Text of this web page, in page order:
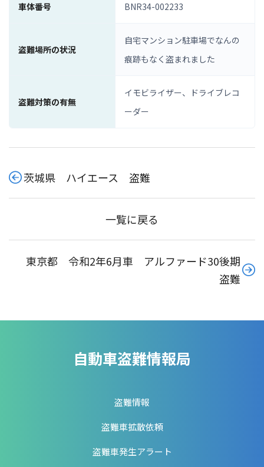
車体番号 BNR34-002233
盗難場所の状況
自宅マンション駐車場でなんの
痕跡もなく盗まれました
盗難対策の有無
イモビライザー、ドライブレコ
ーダー
茨城県 ハイエース 盗難
一覧に戻る
東京都 令和2年6月車 アルファード30後期
盗難
自動車盗難情報局
盗難情報
盗難車拡散依頼
盗難車発生アラート